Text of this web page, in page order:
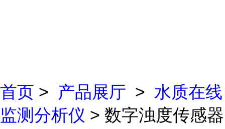
首页 > 产品展厅 > 水质在线
监测分析仪 > 数字浊度传感器